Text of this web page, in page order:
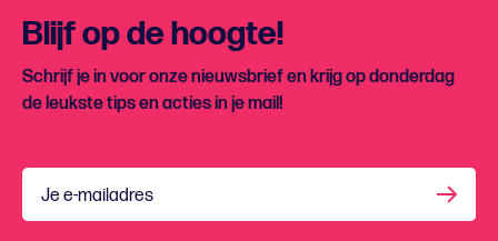
Blijf op de hoogte!
Schrijf je in voor onze nieuwsbrief en krijg op donderdag
de leukste tips en acties in je mail!
Je e-mailadres